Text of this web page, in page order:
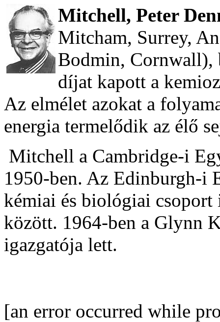
Mitchell, Peter
Mitcham, Surrey,
Bodmin, Cornwall),
díjat kapott a
Az elmélet azokat a
energia termelődik az élő
Mitchell a Cambridge-i
1950-ben. Az Edinburgh-i
kémiai és biológiai
között. 1964-ben a Glynn
igazgatója lett.
[an error occurred while